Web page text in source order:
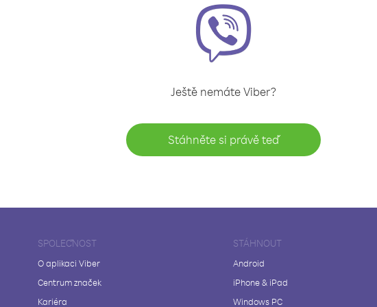
Ještě nemáte Viber?
Stáhněte si právě teď
SPOLEČNOST
O aplikaci Viber
Centrum značek
Kariéra
STÁHNOUT
Android
iPhone & iPad
Windows PC